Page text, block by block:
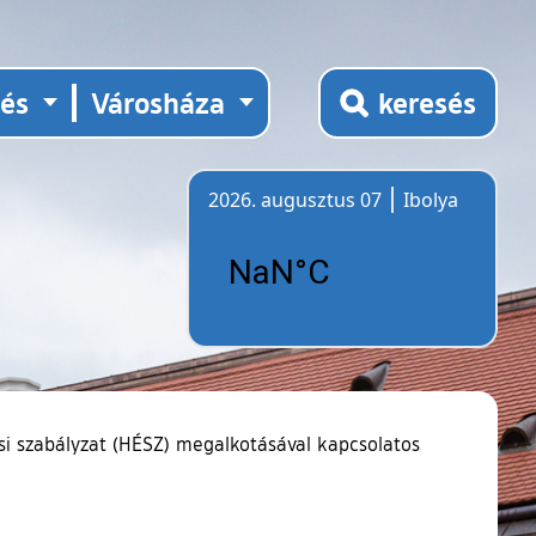
Városháza keresés
2026. augusztus 07
Ibolya
szabályzat (HÉSZ) megalkotásával kapcsolatos